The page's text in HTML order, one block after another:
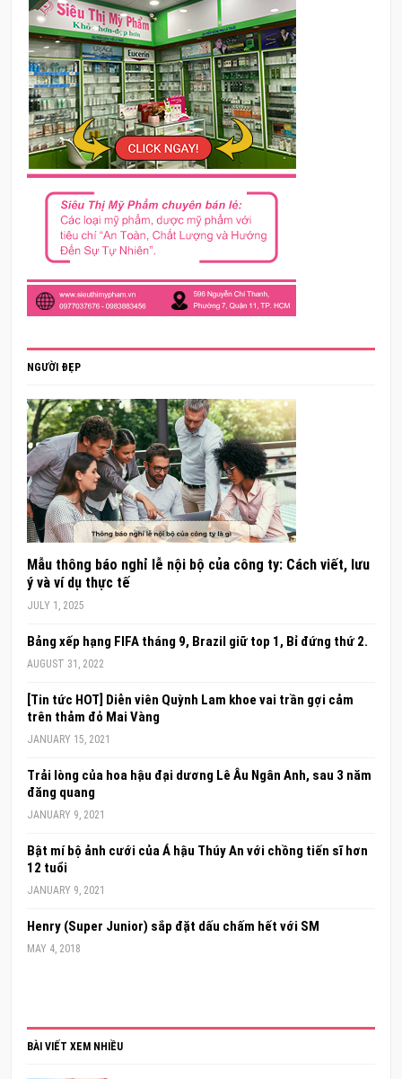
NGƯỜI ĐẸP
Mẫu thông báo nghỉ lễ nội bộ của công ty: Cách viết, lưu
ý và ví dụ thực tế
JULY 1, 2025
Bảng xếp hạng FIFA tháng 9, Brazil giữ top 1, Bỉ đứng thứ 2.
AUGUST 31, 2022
[Tin tức HOT] Diễn viên Quỳnh Lam khoe vai trần gợi cảm
trên thảm đỏ Mai Vàng
JANUARY 15, 2021
Trải lòng của hoa hậu đại dương Lê Âu Ngân Anh, sau 3 năm
đăng quang
JANUARY 9, 2021
Bật mí bộ ảnh cưới của Á hậu Thúy An với chồng tiến sĩ hơn
12 tuổi
JANUARY 9, 2021
Henry (Super Junior) sắp đặt dấu chấm hết với SM
MAY 4, 2018
BÀI VIẾT XEM NHIỀU